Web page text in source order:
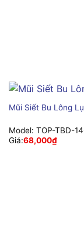
Mũi Siết Bu Lông
Model: TOP-TBD-
Giá:68,000₫